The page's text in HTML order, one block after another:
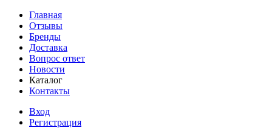
Главная
Отзывы
Бренды
Доставка
Вопрос ответ
Новости
Каталог
Контакты
Вход
Регистрация